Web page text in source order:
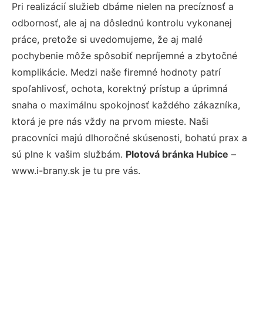
Pri realizácií služieb dbáme nielen na precíznosť a
odbornosť, ale aj na dôslednú kontrolu vykonanej
práce, pretože si uvedomujeme, že aj malé
pochybenie môže spôsobiť nepríjemné a zbytočné
komplikácie. Medzi naše firemné hodnoty patrí
spoľahlivosť, ochota, korektný prístup a úprimná
snaha o maximálnu spokojnosť každého zákazníka,
ktorá je pre nás vždy na prvom mieste. Naši
pracovníci majú dlhoročné skúsenosti, bohatú prax a
sú plne k vašim službám. Plotová bránka Hubice –
www.i-brany.sk je tu pre vás.